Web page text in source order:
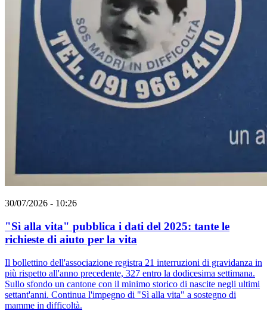
30/07/2026 - 10:26
"Sì alla vita" pubblica i dati del 2025: tante le
richieste di aiuto per la vita
Il bollettino dell'associazione registra 21 interruzioni di gravidanza in
più rispetto all'anno precedente, 327 entro la dodicesima settimana.
Sullo sfondo un cantone con il minimo storico di nascite negli ultimi
settant'anni. Continua l'impegno di "Sì alla vita" a sostegno di
mamme in difficoltà.